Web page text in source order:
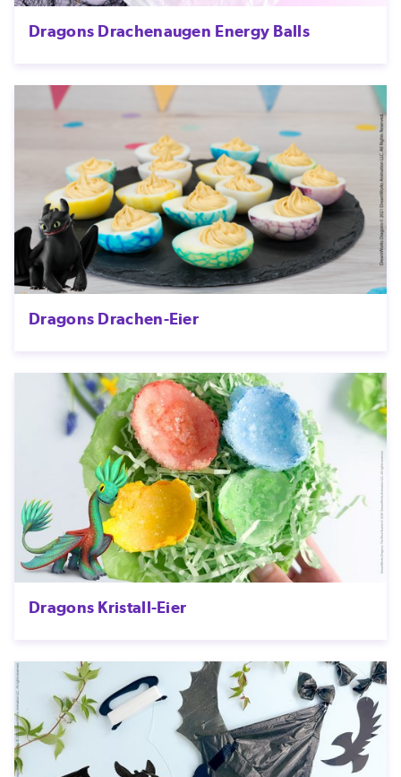
Dragons Drachenaugen Energy Balls
Dragons Drachen-Eier
Dragons Kristall-Eier